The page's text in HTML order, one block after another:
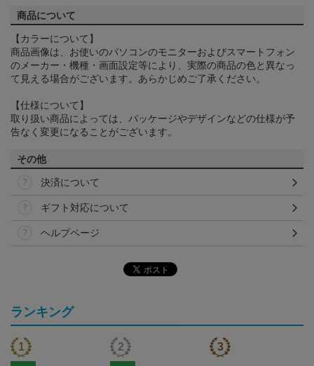
商品について
【カラーについて】
商品画像は、お使いのパソコンのモニターおよびスマートフォン
のメーカー・機種・画面設定等により、実際の商品の色と異なっ
て見える場合がございます。あらかじめご了承ください。
【仕様について】
取り扱い商品によっては、パッケージやデザインなどの仕様が予
告なく変更になることがございます。
その他
決済について
ギフト対応について
ヘルプページ
ランキング